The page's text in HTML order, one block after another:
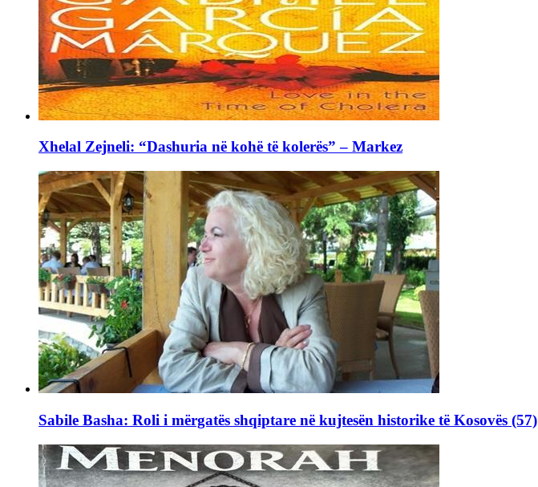
Xhelal Zejneli: “Dashuria në kohë të kolerës” – Markez
Sabile Basha: Roli i mërgatës shqiptare në kujtesën historike të Kosovës (57)